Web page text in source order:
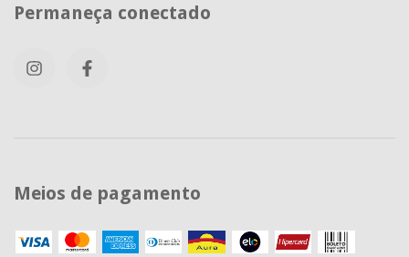
Permaneça conectado
Meios de pagamento